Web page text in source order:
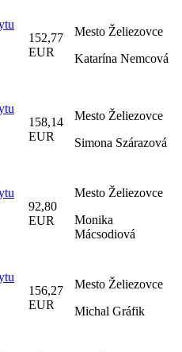
152,77
EUR
Mesto Želiezovce
Katarína Nemcová
158,14
EUR
Mesto Želiezovce
Simona Szárazová
92,80
EUR
Mesto Želiezovce
Monika
Mácsodiová
156,27
EUR
Mesto Želiezovce
Michal Gráfik